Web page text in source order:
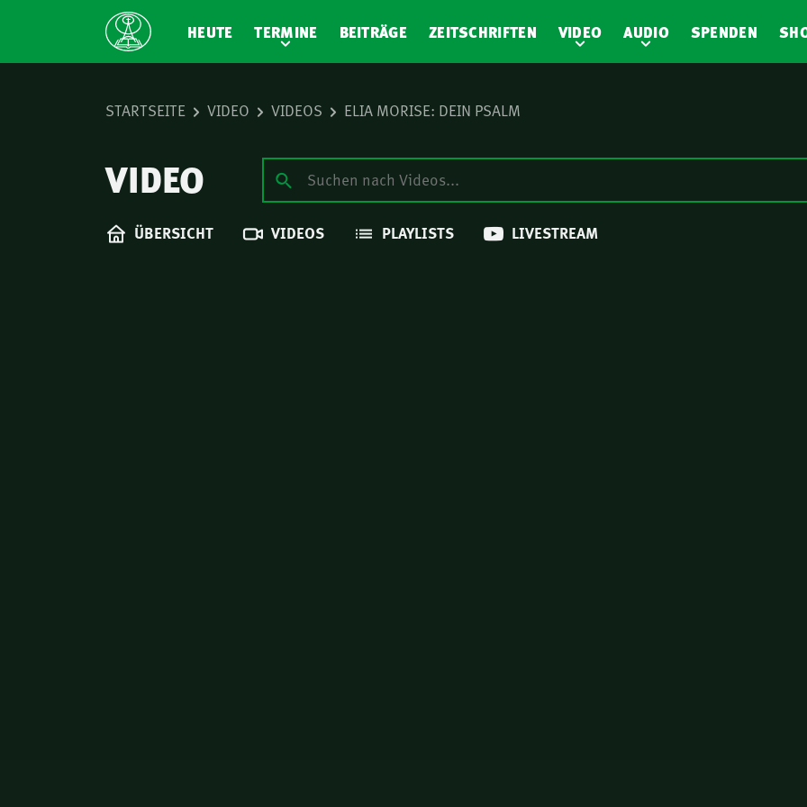
HEUTE TERMINE BEITRÄGE ZEITSCHRIFTEN VIDEO AUDIO SPENDEN
STARTSEITE VIDEO VIDEOS ELIA MORISE: DEIN PSALM
VIDEO
ÜBERSICHT VIDEOS PLAYLISTS LIVESTREAM